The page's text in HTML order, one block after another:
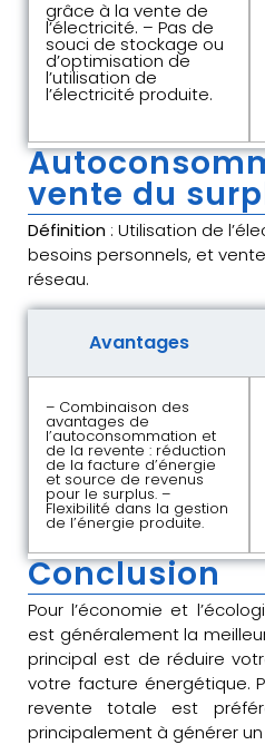
grâce à la vente de
l’électricité. – Pas de
souci de stockage ou
d’optimisation de
l’utilisation de
l’électricité produite.
vente du
Définition : Utilisation de
besoins personnels, et
réseau.
Avantages
– Combinaison des
avantages de
l’autoconsommation et
de la revente : réduction
de la facture d’énergie
et source de revenus
pour le surplus. –
Flexibilité dans la gestion
de l’énergie produite.
Conclusion
Pour l’économie et
est généralement la
principal est de réduire
votre facture énergétique.
revente totale est
principalement à générer un